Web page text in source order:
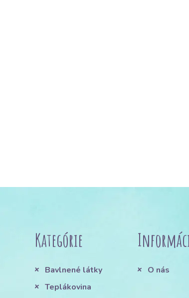
Kategórie
Bavlnené látky
Teplákovina
O nás